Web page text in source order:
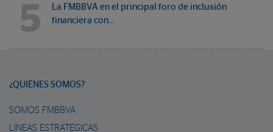
5
La FMBBVA en el principal foro de inclusión
financiera con…
¿QUIÉNES SOMOS?
SOMOS FMBBVA
LÍNEAS ESTRATÉGICAS